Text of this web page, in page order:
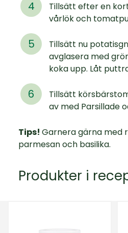
Tillsätt efter en
vårlök och
Tillsätt nu
avglasera med
koka upp. Låt
Tillsätt
av med Parsillade
Tips! Garnera gärna med
parmesan och basilika.
Produkter i